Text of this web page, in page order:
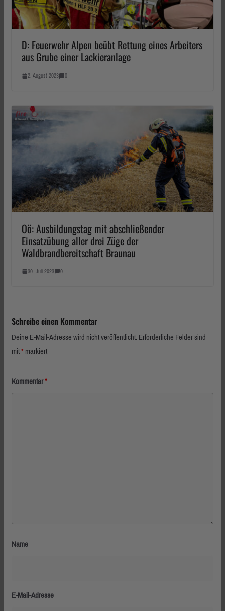
D: Feuerwehr Alpen beübt Rettung eines Arbeiters
aus Grube einer Lackieranlage
2. August 2023 0
Oö: Ausbildungstag mit abschließender
Einsatzübung aller drei Züge der
Waldbrandbereitschaft Braunau
30. Juli 2023 0
Schreibe einen Kommentar
Deine E-Mail-Adresse wird nicht veröffentlicht.Erforderliche Felder sind
mit*markiert
Kommentar*
Name
E-Mail-Adresse